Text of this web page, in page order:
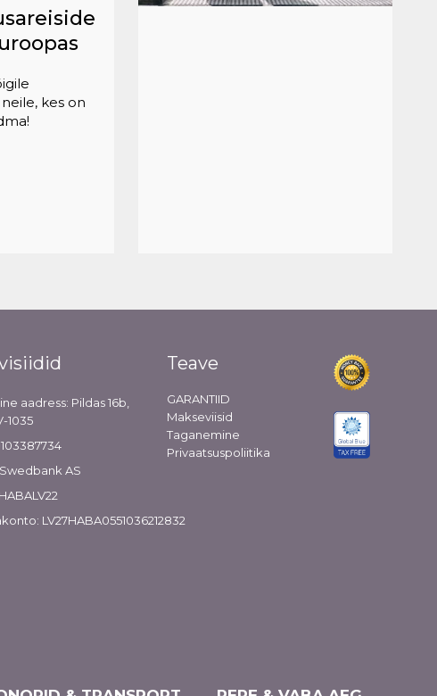
kes on
aadress: Pildas 16b,
1035
AS
LV27HABA0551036212832
Teave
GARANTIID
Makseviisid
Taganemine
Privaatsuspoliitika